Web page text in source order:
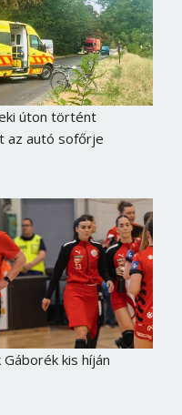
úton történt
az autó sofőrje
kis híján